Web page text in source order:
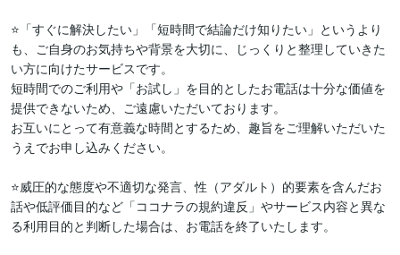
⭐「すぐに解決したい」「短時間で結論だけ知りたい」というより
も、ご自身のお気持ちや背景を大切に、じっくりと整理していきた
い方に向けたサービスです。
短時間でのご利用や「お試し」を目的としたお電話は十分な価値を
提供できないため、ご遠慮いただいております。
お互いにとって有意義な時間とするため、趣旨をご理解いただいた
うえでお申し込みください。
⭐威圧的な態度や不適切な発言、性（アダルト）的要素を含んだお
話や低評価目的など「ココナラの規約違反」やサービス内容と異な
る利用目的と判断した場合は、お電話を終了いたします。